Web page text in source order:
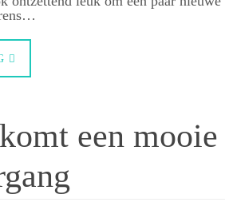
een mooie